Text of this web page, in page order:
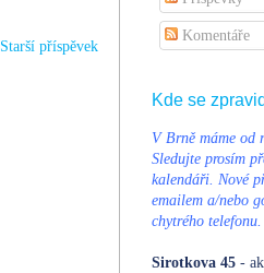
Starší příspěvek
Komentáře
Kde se
V Brně máme od
Sledujte prosím
kalendáři. Nové
emailem a/nebo
chytrého telefonu.
Sirotkova 45 -